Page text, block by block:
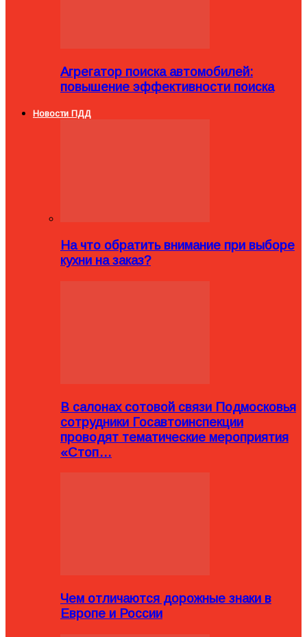
Агрегатор поиска автомобилей:
повышение эффективности поиска
Новости ПДД
На что обратить внимание при выборе
кухни на заказ?
В салонах сотовой связи Подмосковья
сотрудники Госавтоинспекции
проводят тематические мероприятия
«Стоп…
Чем отличаются дорожные знаки в
Европе и России